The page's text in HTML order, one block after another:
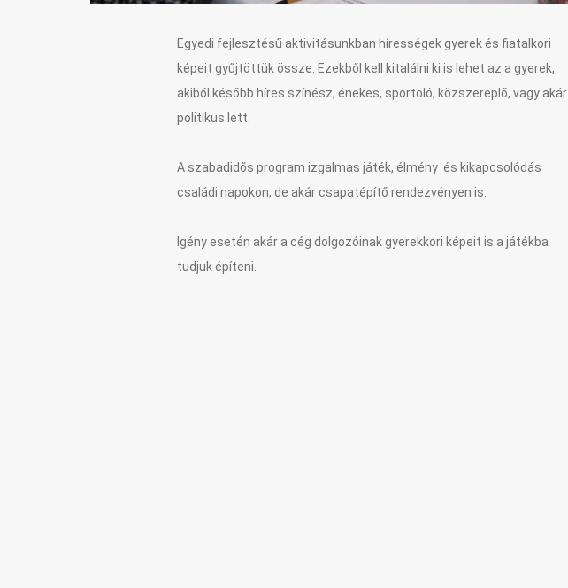
Egyedi fejlesztésű aktivitásunkban hírességek gyerek és fiatalkori
képeit gyűjtöttük össze. Ezekből kell kitalálni ki is lehet az a gyerek,
akiből később híres színész, énekes, sportoló, közszereplő, vagy akár
politikus lett.
A szabadidős program izgalmas játék, élmény és kikapcsolódás
családi napokon, de akár csapatépítő rendezvényen is.
Igény esetén akár a cég dolgozóinak gyerekkori képeit is a játékba
tudjuk építeni.